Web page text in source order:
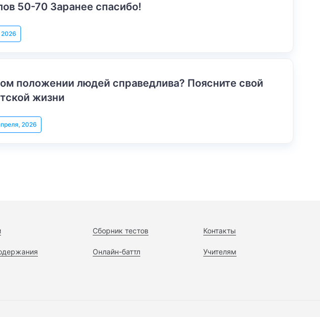
50-70 Заранее спасибо!
положении людей справедлива? Поясните свой
жизни
2026
Сборник тестов
Онлайн-баттл
Контакты
Учителям